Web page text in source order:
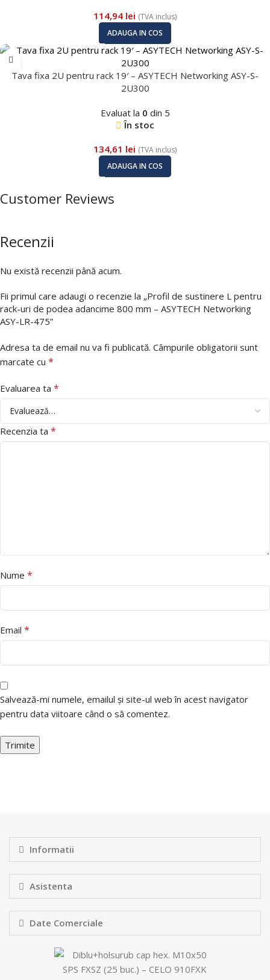
114,94 lei (TVA inclus)
ADAUGA IN COS
Tava fixa 2U pentru rack 19′ – ASYTECH Networking ASY-S-
2U300
Evaluat la 0 din 5
În stoc
134,61 lei (TVA inclus)
ADAUGA IN COS
Customer Reviews
Recenzii
Nu există recenzii până acum.
Fii primul care adaugi o recenzie la „Profil de sustinere L pentru
rack-uri de podea adancime 800 mm – ASYTECH Networking
ASY-LR-475”
Adresa ta de email nu va fi publicată. Câmpurile obligatorii sunt
marcate cu *
Evaluarea ta *
Recenzia ta *
Nume *
Email *
Salvează-mi numele, emailul și site-ul web în acest navigator
pentru data viitoare când o să comentez.
Informatii
Asistenta
Date Comerciale